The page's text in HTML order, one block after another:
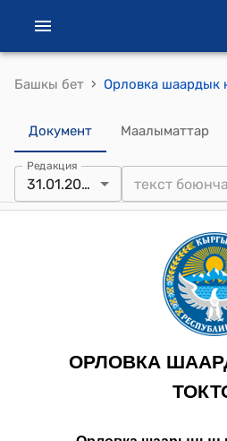
Башкы бет ›
Документ Маалыматтар
Редакция
31.01.2024